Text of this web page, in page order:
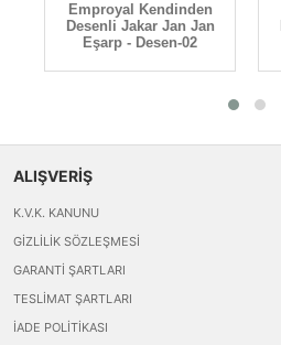
Emproyal Kendinden
Desenli Jakar Jan Jan
Eşarp - Desen-02
ALIŞVERİŞ
K.V.K. KANUNU
GIZLILIK SÖZLEŞMESI
GARANTI ŞARTLARI
TESLIMAT ŞARTLARI
İADE POLITIKASI